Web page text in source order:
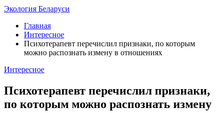
Экология Беларуси
Главная
Интересное
Психотерапевт перечислил признаки, по которым
можно распознать измену в отношениях
Интересное
Психотерапевт перечислил признаки,
по которым можно распознать измену